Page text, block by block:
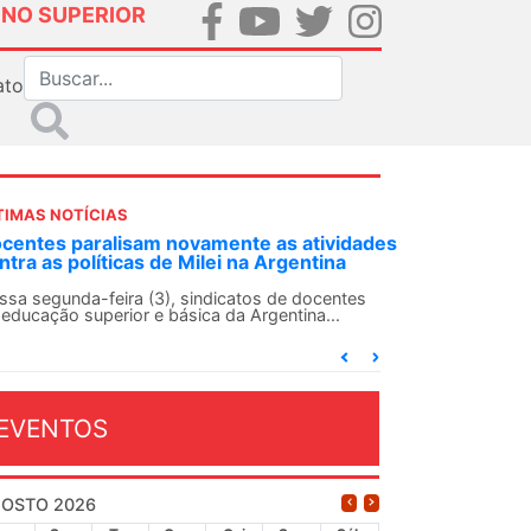
SUPERIOR
NOTÍCIAS
ANDES-SN convoca docentes para Dia de
Solidariedade Internacionalista com Cuba em
O ANDES-SN conclama suas seções sindicais e o
2026